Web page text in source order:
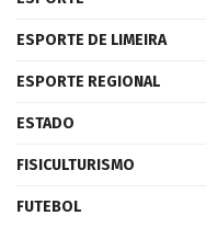
ESPORTE DE LIMEIRA
ESPORTE REGIONAL
ESTADO
FISICULTURISMO
FUTEBOL